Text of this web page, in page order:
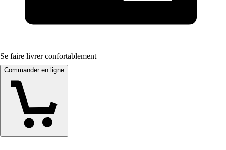
Se faire livrer confortablement
Commander en ligne